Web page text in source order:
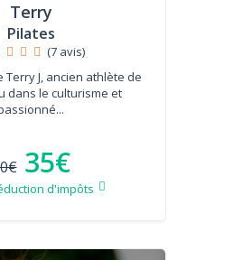
Terry
Pilates
(7 avis)
Terry J, ancien athlète de
dans le culturisme et
35€
d'impôts